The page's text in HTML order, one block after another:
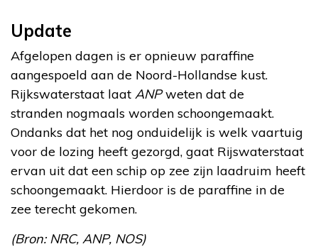
Update
Afgelopen dagen is er opnieuw paraffine
aangespoeld aan de Noord-Hollandse kust.
Rijkswaterstaat laat ANPweten dat de
stranden nogmaals worden schoongemaakt.
Ondanks dat het nog onduidelijk is welk vaartuig
voor de lozing heeft gezorgd, gaat Rijswaterstaat
ervan uit dat een schip op zee zijn laadruim heeft
schoongemaakt. Hierdoor is de paraffine in de
zee terecht gekomen.
(Bron: NRC, ANP, NOS)